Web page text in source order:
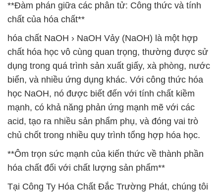
**Đàm phán giữa các phân tử: Công thức và tính
chất của hóa chất**
hóa chất NaOH › NaOH Vảy (NaOH) là một hợp
chất hóa học vô cùng quan trọng, thường được sử
dụng trong quá trình sản xuất giấy, xà phòng, nước
biển, và nhiều ứng dụng khác. Với công thức hóa
học NaOH, nó được biết đến với tính chất kiềm
mạnh, có khả năng phản ứng mạnh mẽ với các
acid, tạo ra nhiều sản phẩm phụ, và đóng vai trò
chủ chốt trong nhiều quy trình tổng hợp hóa học.
**Ôm trọn sức mạnh của kiến thức về thành phần
hóa chất đối với chất lượng sản phẩm**
Tại Công Ty Hóa Chất Đắc Trường Phát, chúng tôi